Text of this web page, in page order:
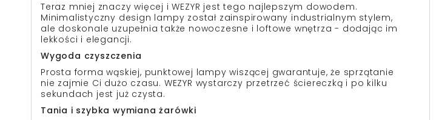
Teraz mniej znaczy więcej i WEZYR jest tego najlepszym dowodem.
Minimalistyczny design lampy został zainspirowany industrialnym stylem,
ale doskonale uzupełnia także nowoczesne i loftowe wnętrza - dodając im
lekkości i elegancji.
Wygoda czyszczenia
Prosta forma wąskiej, punktowej lampy wiszącej gwarantuje, że sprzątanie
nie zajmie Ci dużo czasu. WEZYR wystarczy przetrzeć ściereczką i po kilku
sekundach jest już czysta.
Tania i szybka wymiana żarówki